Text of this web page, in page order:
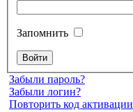
Запомнить
Забыли пароль?
Забыли логин?
Повторить код активации